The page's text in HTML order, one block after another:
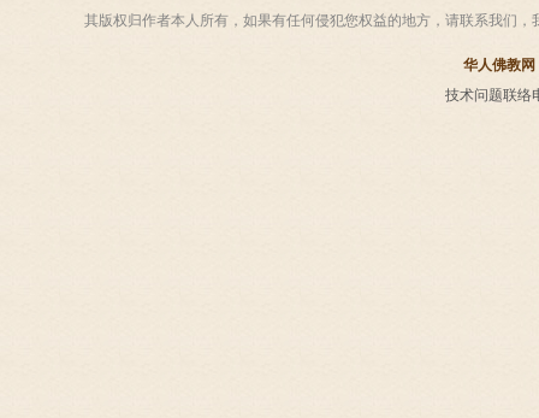
其版权归作者本人所有，如果有任何侵犯您权益的地方，请联系我们，
华人佛教网
技术问题联络